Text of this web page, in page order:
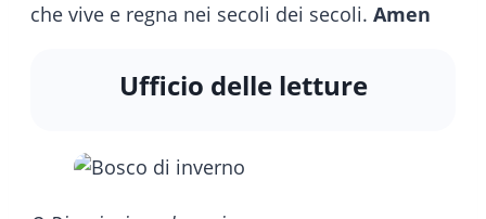
che vive e regna nei secoli dei secoli. Amen
Ufficio delle letture